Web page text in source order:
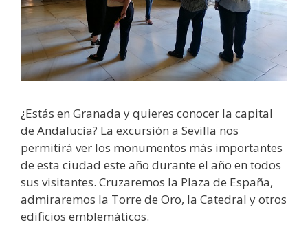
¿Estás en Granada y quieres conocer la capital
de Andalucía? La excursión a Sevilla nos
permitirá ver los monumentos más importantes
de esta ciudad este año durante el año en todos
sus visitantes. Cruzaremos la Plaza de España,
admiraremos la Torre de Oro, la Catedral y otros
edificios emblemáticos.